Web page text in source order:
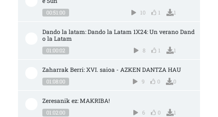
00:51:00 10 1 1
Dando la latam: Dando la Latam 1X24: Un verano Dand
o la Latam
01:00:02 8 1 1
Zaharrak Berri: XVI. saioa - AZKEN DANTZA HAU
01:08:00 9 0 0
Zeresanik ez: MAKRIBA!
01:02:00 6 0 1